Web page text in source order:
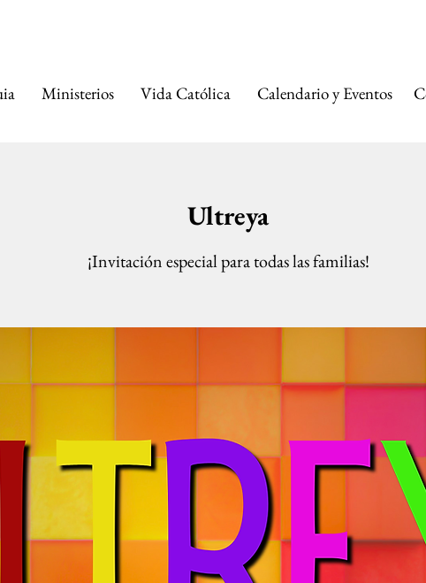
Ministerios Vida Católica Calendario y Eventos
Ultreya
¡Invitación especial para todas las familias!